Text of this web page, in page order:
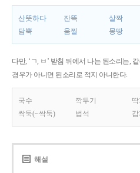
산뜻하다 잔뜩 살짝
담뿍
움찔 몽땅
다만, ‘ㄱ, ㅂ’ 받침 뒤에서 나는 된소리는,
경우가 아니면 된소리로 적지 아니한다.
국수 깍두기 딱
싹둑(~싹둑)
법석 갑
해설